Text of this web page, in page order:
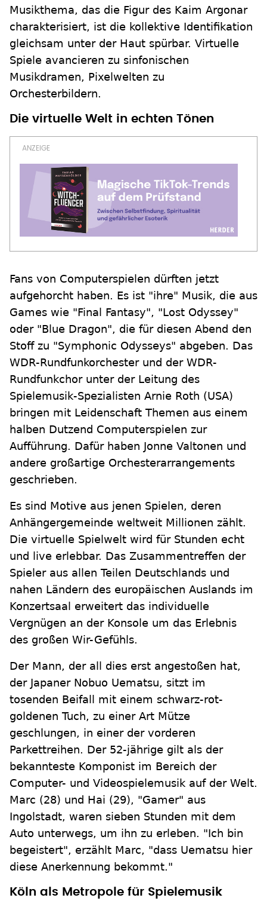
Musikthema, das die Figur des Kaim Argonar
charakterisiert, ist die kollektive Identifikation
gleichsam unter der Haut spürbar. Virtuelle
Spiele avancieren zu sinfonischen
Musikdramen, Pixelwelten zu
Orchesterbildern.
Die virtuelle Welt in echten Tönen
Fans von Computerspielen dürften jetzt
aufgehorcht haben. Es ist "ihre" Musik, die aus
Games wie "Final Fantasy", "Lost Odyssey"
oder "Blue Dragon", die für diesen Abend den
Stoff zu "Symphonic Odysseys" abgeben. Das
WDR-Rundfunkorchester und der WDR-
Rundfunkchor unter der Leitung des
Spielemusik-Spezialisten Arnie Roth (USA)
bringen mit Leidenschaft Themen aus einem
halben Dutzend Computerspielen zur
Aufführung. Dafür haben Jonne Valtonen und
andere großartige Orchesterarrangements
geschrieben.
Es sind Motive aus jenen Spielen, deren
Anhängergemeinde weltweit Millionen zählt.
Die virtuelle Spielwelt wird für Stunden echt
und live erlebbar. Das Zusammentreffen der
Spieler aus allen Teilen Deutschlands und
nahen Ländern des europäischen Auslands im
Konzertsaal erweitert das individuelle
Vergnügen an der Konsole um das Erlebnis
des großen Wir-Gefühls.
Der Mann, der all dies erst angestoßen hat,
der Japaner Nobuo Uematsu, sitzt im
tosenden Beifall mit einem schwarz-rot-
goldenen Tuch, zu einer Art Mütze
geschlungen, in einer der vorderen
Parkettreihen. Der 52-jährige gilt als der
bekannteste Komponist im Bereich der
Computer- und Videospielemusik auf der Welt.
Marc (28) und Hai (29), "Gamer" aus
Ingolstadt, waren sieben Stunden mit dem
Auto unterwegs, um ihn zu erleben. "Ich bin
begeistert", erzählt Marc, "dass Uematsu hier
diese Anerkennung bekommt."
Köln als Metropole für Spielemusik